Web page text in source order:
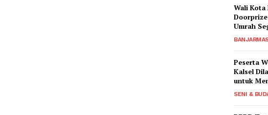
Wali Kota
Umrah
Peserta
Kalsel
untuk
SENI &